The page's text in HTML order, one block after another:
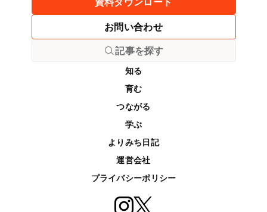
お問い合わせ
記事を探す
知る
育む
つながる
学ぶ
よりみち日記
運営会社
プライバシーポリシー